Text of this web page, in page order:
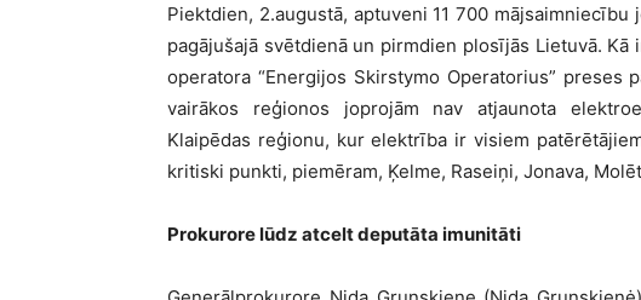
Piektdien, 2.augustā, aptuveni 11 700
pagājušajā svētdienā un pirmdien plosījās Lietuvā.
operatora “Energijos Skirstymo Operatorius” preses
vairākos reģionos joprojām nav atjaunota
Klaipēdas reģionu, kur elektrība ir visiem
kritiski punkti, piemēram, Ķelme, Raseiņi, Jonava,
Prokurore lūdz atcelt deputāta imunitāti